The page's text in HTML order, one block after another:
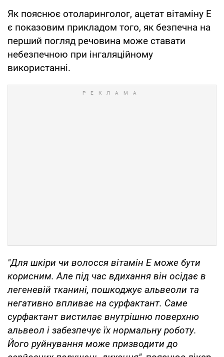
Як пояснює отоларинголог, ацетат вітаміну Е
є показовим прикладом того, як безпечна на
перший погляд речовина може ставати
небезпечною при інгаляційному
використанні.
"Для шкіри чи волосся вітамін Е може бути
корисним. Але під час вдихання він осідає в
легеневій тканині, пошкоджує альвеоли та
негативно впливає на сурфактант. Саме
сурфактант вистилає внутрішню поверхню
альвеол і забезпечує їх нормальну роботу.
Його руйнування може призводити до